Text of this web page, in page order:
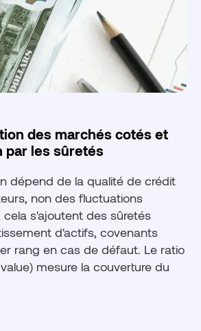
des marchés cotés et
par les sûretés
dépend de la qualité de crédit
non des fluctuations
cela s'ajoutent des sûretés
d'actifs, covenants
rang en cas de défaut. Le ratio
mesure la couverture du